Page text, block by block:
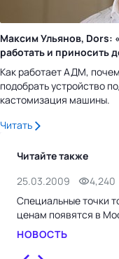
Максим Ульянов, Dors:
работать и приносить
Как работает АДМ,
подобрать устройство
кастомизация машины.
Читать
Читайте также
25.03.2009
4,240
Специальные точки
ценам появятся в
НОВОСТЬ